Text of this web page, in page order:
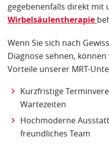
gegebenenfalls direkt mit
Wirbelsäulentherapie
Wenn Sie sich nach
Diagnose sehnen,
Vorteile unserer MRT-
Kurzfristige
Wartezeiten
Hochmoderne
freundliches Team